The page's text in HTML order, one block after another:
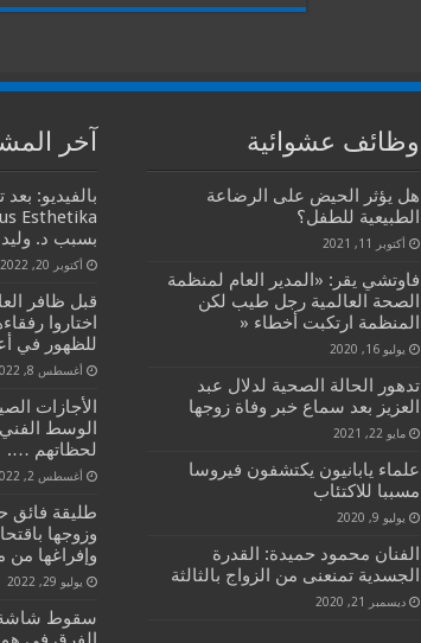
وظائف عشوائية
هل يؤثر الحيض على الرضاعة
الطبيعية للطفل؟
أكتوبر 11, 2021
فاوتشي يقر: «المدير العام لمنظمة
الصحة العالمية رجل طيب لكن
المنظمة ارتكبت أخطاء «
يوليو 16, 2020
تدهور الحالة الصحية لدلال عبد
العزيز بعد سماع خبر وفاة زوجها
مايو 22, 2021
علماء يابانيون يكتشفون فيروسا
مسببا للاكتئاب
يوليو 9, 2020
الفنان محمود حميدة: القدرة
الجسدية تمنعنى من الزواج بالثالثة
ديسمبر 21, 2020
آخر
بالفيديو:
بسبب د.
أكتوبر 20, 2022
قبل ظافر
اختاروا
للظهور في
أغسطس 8, 2022
الأجازات
الوسط
لحظاتهم ….
أغسطس 2, 2022
طليقة فائق
وزوجها
وإفراغها من
يوليو 29, 2022
سقوط شاشة